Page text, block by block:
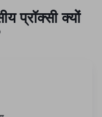
प्रॉक्सी क्यों